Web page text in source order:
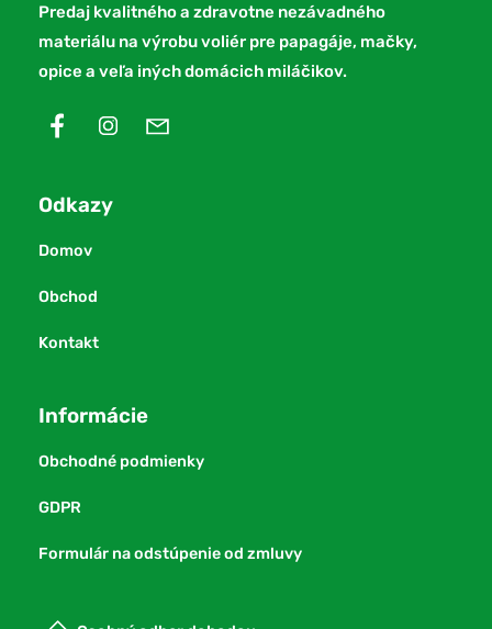
Predaj kvalitného a zdravotne nezávadného
materiálu na výrobu voliér pre papagáje, mačky,
opice a veľa iných domácich miláčikov.
Odkazy
Domov
Obchod
Kontakt
Informácie
Obchodné podmienky
GDPR
Formulár na odstúpenie od zmluvy